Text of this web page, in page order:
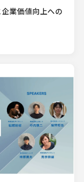
業価値向上への